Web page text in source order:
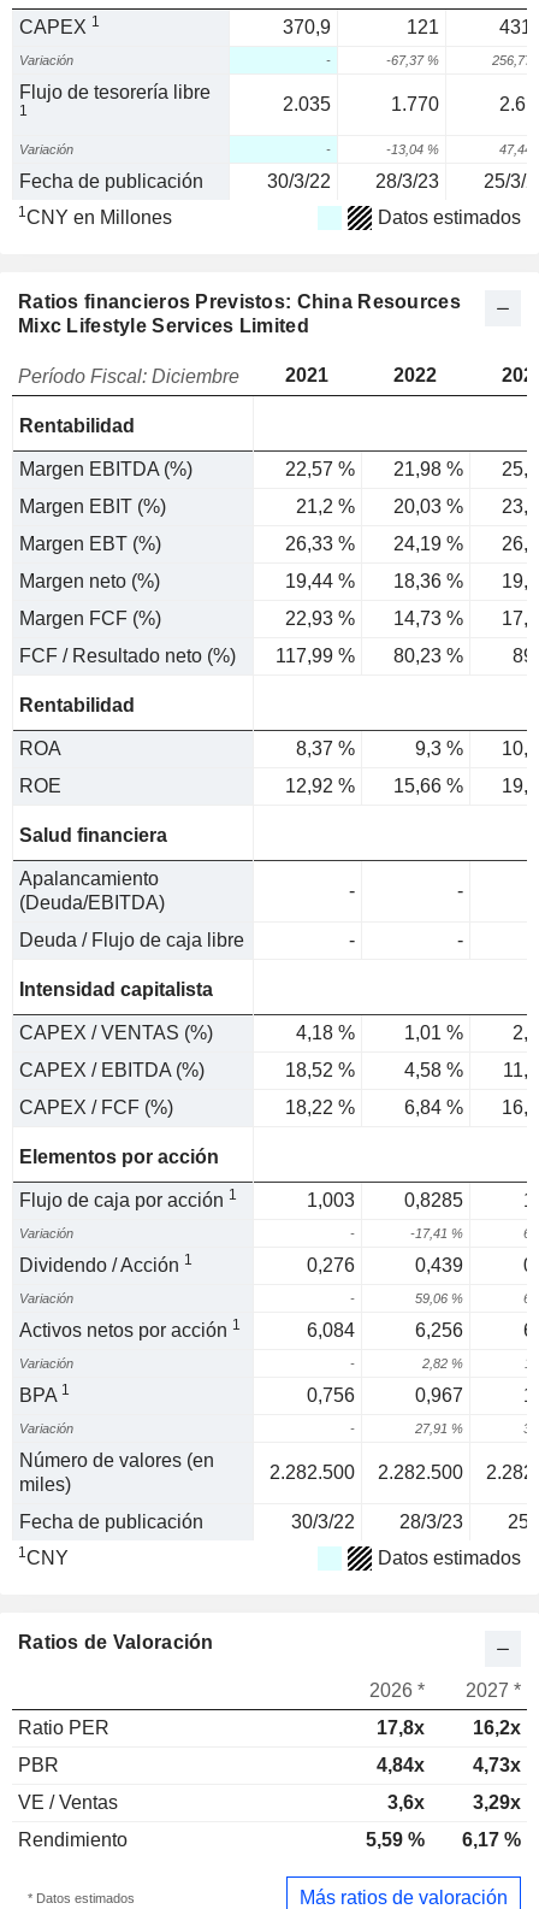
CAPEX 1 370,9 121
Variación - -67,37 % 256,77
Flujo de tesorería libre
1 2.035 1.770
Variación - -13,04 % 47,44
Fecha de publicación 30/3/22 28/3/23 25/3/
1CNY en Millones Datos estimados
Ratios financieros Previstos: China Resources
Mixc Lifestyle Services Limited
Período Fiscal: Diciembre 2021 2022
Rentabilidad
Margen EBITDA (%) 22,57 % 21,98 %
Margen EBIT (%)
21,2 % 20,03 %
Margen EBT (%)
26,33 % 24,19 %
Margen neto (%)
19,44 % 18,36 %
Margen FCF (%)
22,93 % 14,73 %
FCF / Resultado neto (%)
117,99 % 80,23 %
Rentabilidad
ROA 8,37 % 9,3 %
ROE
12,92 % 15,66 %
Salud financiera
Apalancamiento
(Deuda/EBITDA)
- -
Deuda / Flujo de caja libre - -
Intensidad capitalista
CAPEX / VENTAS (%) 4,18 % 1,01 %
CAPEX / EBITDA (%)
18,52 % 4,58 %
CAPEX / FCF (%)
18,22 % 6,84 %
Elementos por acción
Flujo de caja por acción 1 1,003 0,8285
Variación - -17,41 %
Dividendo / Acción 1 0,276 0,439
Variación - 59,06 %
Activos netos por acción 1 6,084 6,256
Variación - 2,82 %
BPA 1 0,756 0,967
Variación - 27,91 %
Número de valores (en
miles)
2.282.500 2.282.500
Fecha de publicación 30/3/22 28/3/23 25/
1CNY Datos estimados
Ratios de Valoración
2026 *
2027 *
Ratio PER
17,8x
16,2x
PBR
4,84x
4,73x
VE / Ventas
3,6x
3,29x
Rendimiento
5,59 % 6,17 %
* Datos estimados Más ratios de valoración